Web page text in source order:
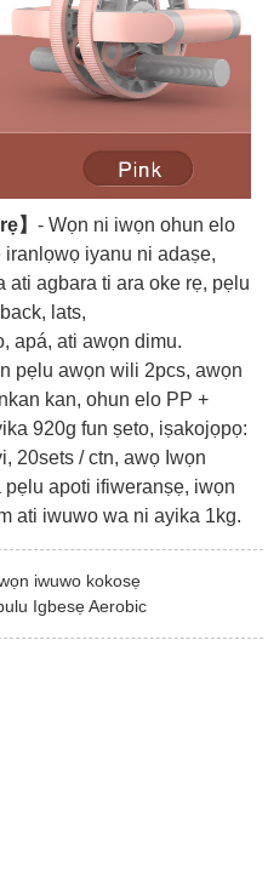
】- Wọn ni iwọn ohun elo
iyanu ni adaṣe,
ati agbara ti ara oke rẹ, pẹlu
lats,
apá, ati awọn dimu.
pẹlu awọn wili 2pcs, awọn
kan, ohun elo PP +
920g fun ṣeto, iṣakojọpọ:
20sets / ctn, awọ Iwọn
pẹlu apoti ifiweranṣẹ, iwọn
ati iwuwo wa ni ayika 1kg.
iwuwo kokosẹ
Igbesẹ Aerobic